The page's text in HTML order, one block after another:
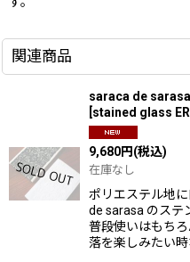
関連商品
saraca de
stained glass
9,680円(税込)
在庫なし
ポリエステル地
de sarasa のステ
普段使いはもち
落を楽しみたい時